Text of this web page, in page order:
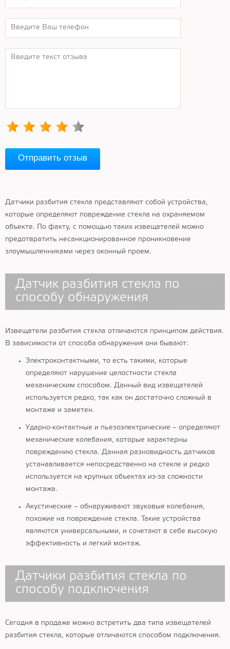
Датчики разбития стекла представляют собой устройства,
которые определяют повреждение стекла на охраняемом
объекте. По факту, с помощью таких извещателей можно
предотвратить несанкционированное проникновение
злоумышленниками через оконный проем.
Датчик разбития стекла по
способу обнаружения
Извещатели разбития стекла отличаются принципом действия.
В зависимости от способа обнаружения они бывают:
Электроконтактными, то есть такими, которые
определяют нарушение целостности стекла
механическим способом. Данный вид извещателей
используется редко, так как он достаточно сложный в
монтаже и заметен.
Ударно-контактные и пьезоэлектрические – определяют
механические колебания, которые характерны
повреждению стекла. Данная разновидность датчиков
устанавливается непосредственно на стекле и редко
используется на крупных объектах из-за сложности
монтажа.
Акустические – обнаруживают звуковые колебания,
похожие на повреждение стекла. Такие устройства
являются универсальными, и сочетают в себе высокую
эффективность и легкий монтаж.
Датчики разбития стекла по
способу подключения
Сегодня в продаже можно встретить два типа извещателей
разбития стекла, которые отличаются способом подключения.
Отправить отзыв